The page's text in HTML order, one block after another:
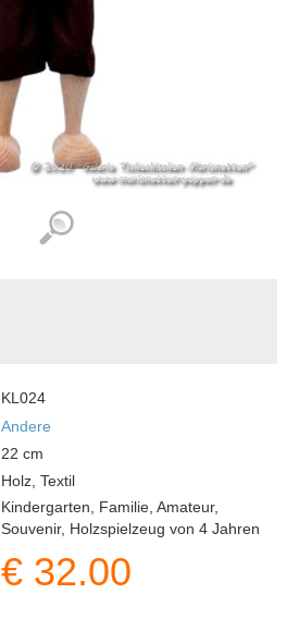
KL024
Andere
22 cm
Holz, Textil
Kindergarten, Familie, Amateur,
Souvenir, Holzspielzeug von 4 Jahren
€ 32.00